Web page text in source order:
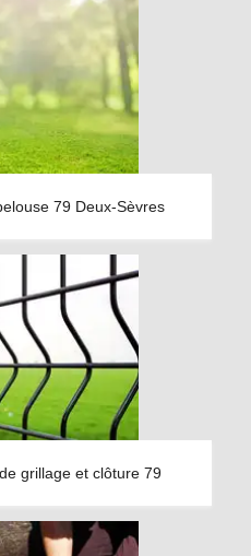
79 Deux-Sèvres
grillage et clôture 79